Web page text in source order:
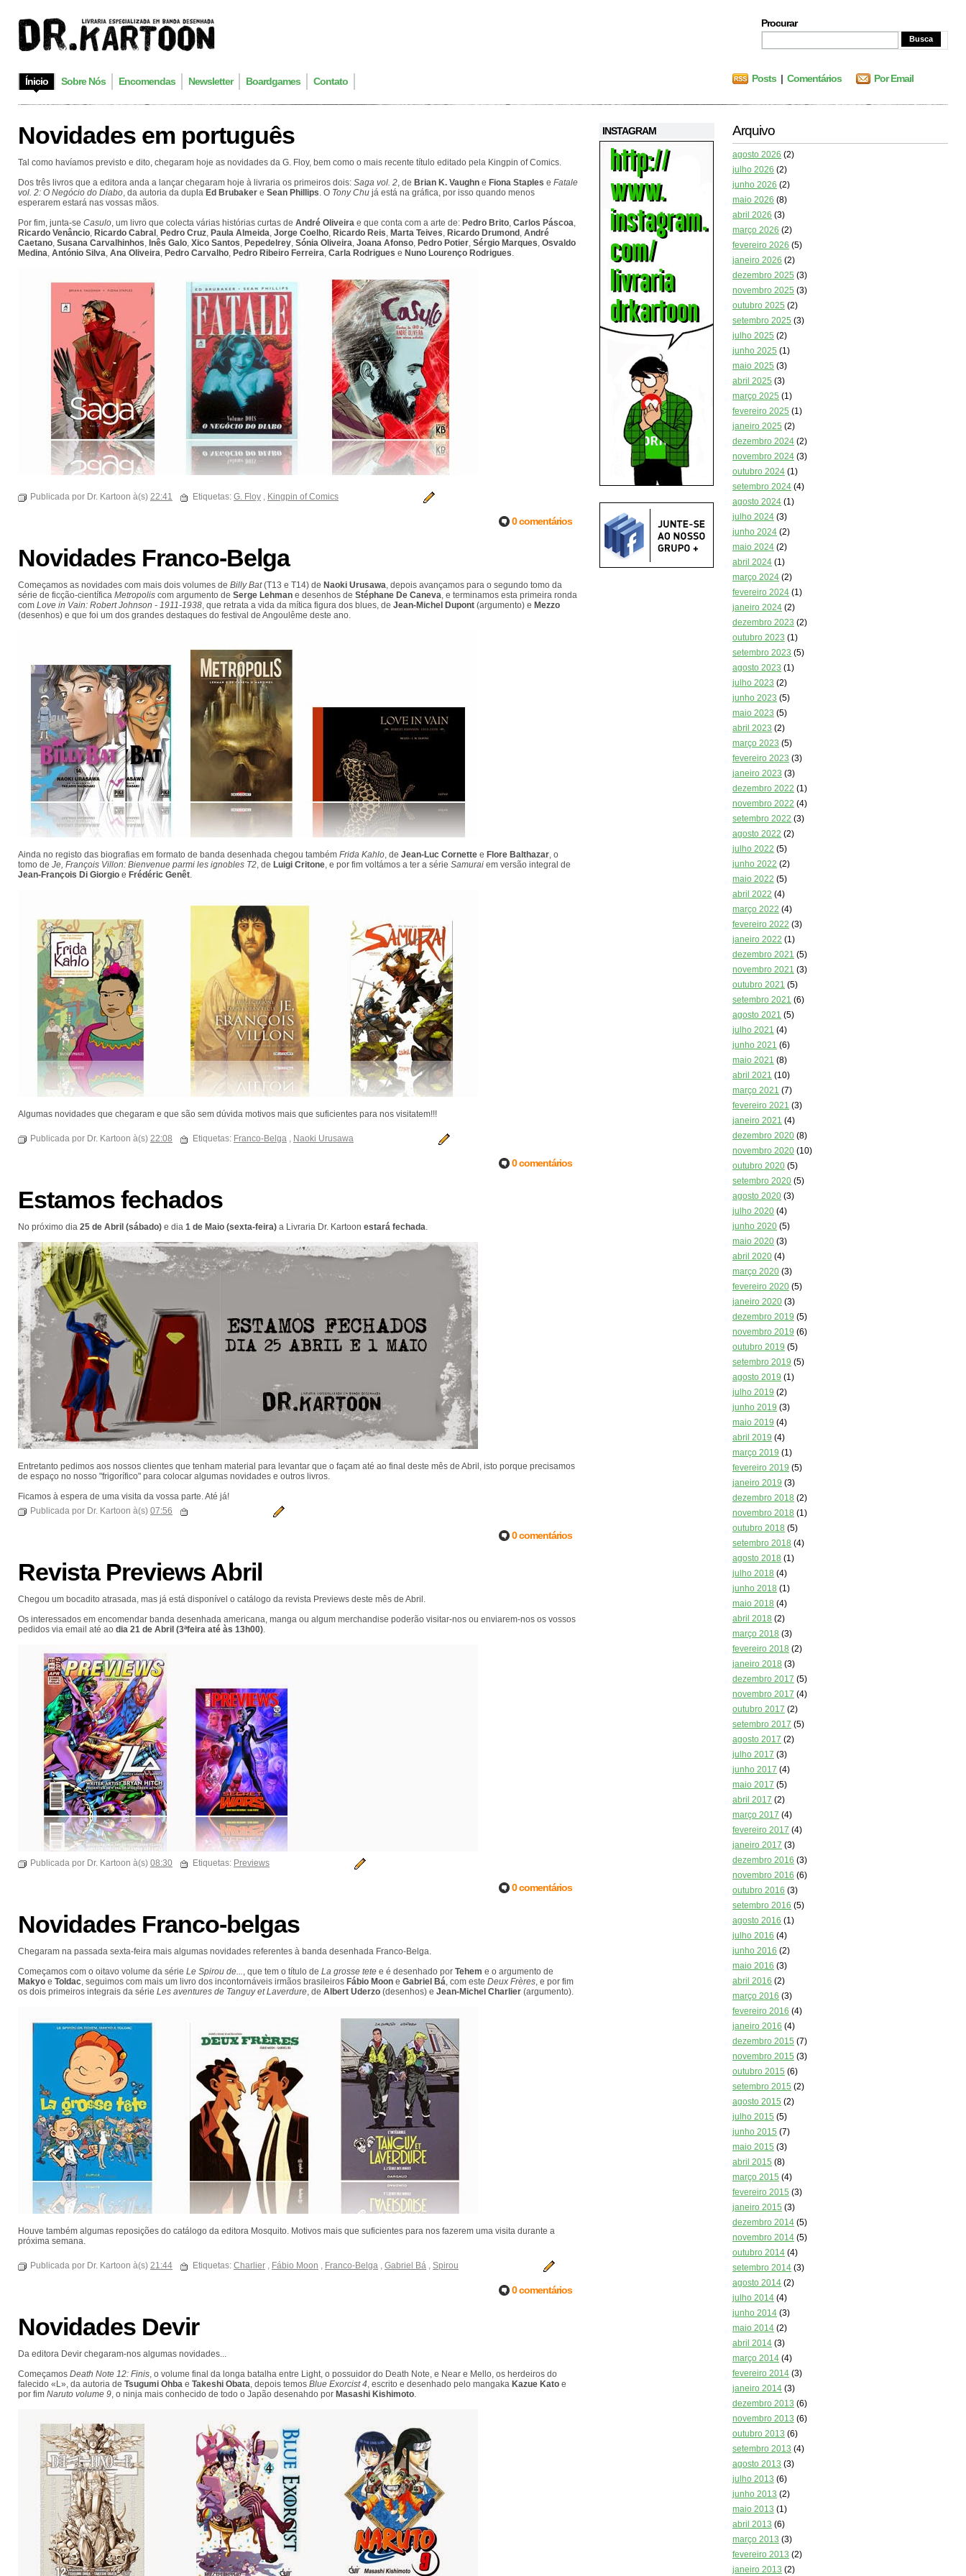
Procurar
Ínicio Sobre Nós Encomendas Newsletter Boardgames Contato Posts | Comentários Por Email
INSTAGRAM Arquivo
agosto 2026 (2)
julho 2026 (2)
junho 2026 (2)
maio 2026 (8)
abril 2026 (3)
março 2026 (2)
fevereiro 2026 (5)
janeiro 2026 (2)
dezembro 2025 (3)
novembro 2025 (3)
outubro 2025 (2)
setembro 2025 (3)
julho 2025 (2)
junho 2025 (1)
maio 2025 (3)
abril 2025 (3)
março 2025 (1)
fevereiro 2025 (1)
janeiro 2025 (2)
dezembro 2024 (2)
novembro 2024 (3)
outubro 2024 (1)
setembro 2024 (4)
agosto 2024 (1)
julho 2024 (3)
junho 2024 (2)
maio 2024 (2)
abril 2024 (1)
março 2024 (2)
fevereiro 2024 (1)
janeiro 2024 (2)
dezembro 2023 (2)
outubro 2023 (1)
setembro 2023 (5)
agosto 2023 (1)
julho 2023 (2)
junho 2023 (5)
maio 2023 (5)
abril 2023 (2)
março 2023 (5)
fevereiro 2023 (3)
janeiro 2023 (3)
dezembro 2022 (1)
novembro 2022 (4)
setembro 2022 (3)
agosto 2022 (2)
julho 2022 (5)
junho 2022 (2)
maio 2022 (5)
abril 2022 (4)
março 2022 (4)
fevereiro 2022 (3)
janeiro 2022 (1)
dezembro 2021 (5)
novembro 2021 (3)
outubro 2021 (5)
setembro 2021 (6)
agosto 2021 (5)
julho 2021 (4)
junho 2021 (6)
maio 2021 (8)
abril 2021 (10)
março 2021 (7)
fevereiro 2021 (3)
janeiro 2021 (4)
dezembro 2020 (8)
novembro 2020 (10)
outubro 2020 (5)
setembro 2020 (5)
agosto 2020 (3)
julho 2020 (4)
junho 2020 (5)
maio 2020 (3)
abril 2020 (4)
março 2020 (3)
fevereiro 2020 (5)
janeiro 2020 (3)
dezembro 2019 (5)
novembro 2019 (6)
outubro 2019 (5)
setembro 2019 (5)
agosto 2019 (1)
julho 2019 (2)
junho 2019 (3)
maio 2019 (4)
abril 2019 (4)
março 2019 (1)
fevereiro 2019 (5)
janeiro 2019 (3)
dezembro 2018 (2)
novembro 2018 (1)
outubro 2018 (5)
setembro 2018 (4)
agosto 2018 (1)
julho 2018 (4)
junho 2018 (1)
maio 2018 (4)
abril 2018 (2)
março 2018 (3)
fevereiro 2018 (2)
janeiro 2018 (3)
dezembro 2017 (5)
novembro 2017 (4)
outubro 2017 (2)
setembro 2017 (5)
agosto 2017 (2)
julho 2017 (3)
junho 2017 (4)
maio 2017 (5)
abril 2017 (2)
março 2017 (4)
fevereiro 2017 (4)
janeiro 2017 (3)
dezembro 2016 (3)
novembro 2016 (6)
outubro 2016 (3)
setembro 2016 (5)
agosto 2016 (1)
julho 2016 (4)
junho 2016 (2)
maio 2016 (3)
abril 2016 (2)
março 2016 (3)
fevereiro 2016 (4)
janeiro 2016 (4)
dezembro 2015 (7)
novembro 2015 (3)
outubro 2015 (6)
setembro 2015 (2)
agosto 2015 (2)
julho 2015 (5)
junho 2015 (7)
maio 2015 (3)
abril 2015 (8)
março 2015 (4)
fevereiro 2015 (3)
janeiro 2015 (3)
dezembro 2014 (5)
novembro 2014 (5)
outubro 2014 (4)
setembro 2014 (3)
agosto 2014 (2)
julho 2014 (4)
junho 2014 (3)
maio 2014 (2)
abril 2014 (3)
março 2014 (4)
fevereiro 2014 (3)
janeiro 2014 (3)
dezembro 2013 (6)
novembro 2013 (6)
outubro 2013 (6)
setembro 2013 (4)
agosto 2013 (3)
julho 2013 (6)
junho 2013 (2)
maio 2013 (1)
abril 2013 (6)
março 2013 (3)
fevereiro 2013 (2)
janeiro 2013 (2)
Novidades em português
Tal como havíamos previsto e dito, chegaram hoje as novidades da G. Floy, bem como o mais recente título editado pela Kingpin of Comics.
Dos três livros que a editora anda a lançar chegaram hoje à livraria os primeiros dois: Saga vol. 2, de Brian K. Vaughn e Fiona Staples e Fatale
vol. 2: O Negócio do Diabo, da autoria da dupla Ed Brubaker e Sean Phillips. O Tony Chu já está na gráfica, por isso quando menos
esperarem estará nas vossas mãos.
Por fim, junta-se Casulo, um livro que colecta várias histórias curtas de André Oliveira e que conta com a arte de: Pedro Brito, Carlos Páscoa,
Ricardo Venâncio, Ricardo Cabral , Pedro Cruz, Paula Almeida, Jorge Coelho, Ricardo Reis, Marta Teives, Ricardo Drumond , André
Caetano, Susana Carvalhinhos, Inês Galo, Xico Santos, Pepedelrey, Sónia Oliveira, Joana Afonso, Pedro Potier, Sérgio Marques, Osvaldo
Medina, António Silva, Ana Oliveira, Pedro Carvalho, Pedro Ribeiro Ferreira, Carla Rodrigues e Nuno Lourenço Rodrigues.
Publicada por Dr. Kartoon à(s) 22:41 Etiquetas: G. Floy , Kingpin of Comics
0 comentários
Novidades Franco-Belga
Começamos as novidades com mais dois volumes de Billy Bat(T13 e T14) de Naoki Urusawa, depois avançamos para o segundo tomo da
série de ficção-científica Metropolis com argumento de Serge Lehman e desenhos de Stéphane De Caneva, e terminamos esta primeira ronda
com Love in Vain: Robert Johnson - 1911-1938, que retrata a vida da mítica figura dos blues, de Jean-Michel Dupont (argumento) e Mezzo
(desenhos) e que foi um dos grandes destaques do festival de Angoulême deste ano.
Ainda no registo das biografias em formato de banda desenhada chegou também Frida Kahlo, de Jean-Luc Cornette e Flore Balthazar, o
tomo de Je, François Villon: Bienvenue parmi les ignobles T2, de Luigi Critone, e por fim voltámos a ter a série Samurai em versão integral de
Jean-François Di Giorgio e Frédéric Genêt.
Algumas novidades que chegaram e que são sem dúvida motivos mais que suficientes para nos visitatem!!!
Publicada por Dr. Kartoon à(s) 22:08 Etiquetas: Franco-Belga , Naoki Urusawa
0 comentários
Estamos fechados
No próximo dia 25 de Abril (sábado) e dia 1 de Maio (sexta-feira) a Livraria Dr. Kartoon estará fechada.
Entretanto pedimos aos nossos clientes que tenham material para levantar que o façam até ao final deste mês de Abril, isto porque precisamos
de espaço no nosso "frigorífico" para colocar algumas novidades e outros livros.
Ficamos à espera de uma visita da vossa parte. Até já!
Publicada por Dr. Kartoon à(s) 07:56
0 comentários
Revista Previews Abril
Chegou um bocadito atrasada, mas já está disponível o catálogo da revista Previews deste mês de Abril.
Os interessados em encomendar banda desenhada americana, manga ou algum merchandise poderão visitar-nos ou enviarem-nos os vossos
pedidos via email até ao dia 21 de Abril (3ªfeira até às 13h00).
Publicada por Dr. Kartoon à(s) 08:30 Etiquetas: Previews
0 comentários
Novidades Franco-belgas
Chegaram na passada sexta-feira mais algumas novidades referentes à banda desenhada Franco-Belga.
Começamos com o oitavo volume da série Le Spirou de..., que tem o título de La grosse tete e é desenhado por Tehem e o argumento de
Makyo e Toldac, seguimos com mais um livro dos incontornáveis irmãos brasileiros Fábio Moon e Gabriel Bá, com este Deux Frères, e por fim
os dois primeiros integrais da série Les aventures de Tanguy et Laverdure, de Albert Uderzo (desenhos) e Jean-Michel Charlier (argumento).
Houve também algumas reposições do catálogo da editora Mosquito. Motivos mais que suficientes para nos fazerem uma visita durante a
próxima semana.
Publicada por Dr. Kartoon à(s) 21:44 Etiquetas: Charlier , Fábio Moon , Franco-Belga , Gabriel Bá , Spirou
0 comentários
Novidades Devir
Da editora Devir chegaram-nos algumas novidades...
Começamos Death Note 12: Finis, o volume final da longa batalha entre Light, o possuidor do Death Note, e Near e Mello, os herdeiros do
falecido «L», da autoria de Tsugumi Ohba e Takeshi Obata, depois temos Blue Exorcist 4, escrito e desenhado pelo mangaka Kazue Kato e
por fim Naruto volume 9, o ninja mais conhecido de todo o Japão desenahdo por Masashi Kishimoto.